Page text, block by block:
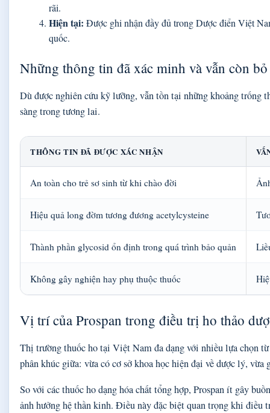
rãi.
Hiện tại: Được ghi nhận đầy đủ trong Dược điển Việt
quốc.
Những thông tin đã xác minh và vẫn còn
Dù được nghiên cứu kỹ lưỡng, vẫn tồn tại những khoảng trống
sàng trong tương lai.
THÔNG TIN ĐÃ ĐƯỢC XÁC NHẬN
An toàn cho trẻ sơ sinh từ khi chào đời
Hiệu quả long đờm tương đương acetylcysteine
Thành phần glycosid ổn định trong quá trình bảo quản
Không gây nghiện hay phụ thuộc thuốc
Vị trí của Prospan trong điều trị ho thảo
Thị trường thuốc ho tại Việt Nam đa dạng với nhiều lựa chọn
phân khúc giữa: vừa có cơ sở khoa học hiện đại về dược lý,
So với các thuốc ho dạng hóa chất tổng hợp, Prospan ít gây
ảnh hưởng hệ thần kinh. Điều này đặc biệt quan trọng khi điều